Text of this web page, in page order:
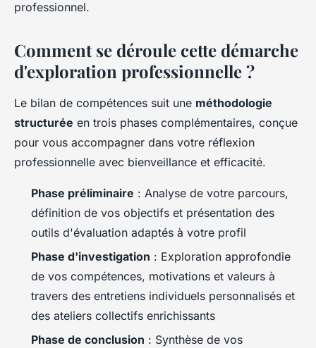
professionnel.
Comment se déroule cette démarche
d'exploration professionnelle ?
Le bilan de compétences suit une méthodologie
structurée en trois phases complémentaires, conçue
pour vous accompagner dans votre réflexion
professionnelle avec bienveillance et efficacité.
Phase préliminaire : Analyse de votre parcours,
définition de vos objectifs et présentation des
outils d'évaluation adaptés à votre profil
Phase d'investigation : Exploration approfondie
de vos compétences, motivations et valeurs à
travers des entretiens individuels personnalisés et
des ateliers collectifs enrichissants
Phase de conclusion : Synthèse de vos